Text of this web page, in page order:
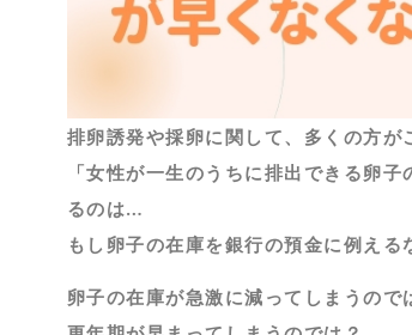
排卵誘発や採卵に関して、多くの方が
「女性が一生のうちに排出できる卵
るのは…
もし卵子の在庫を銀行の預金に例え
卵子の在庫が急激に減ってしまうので